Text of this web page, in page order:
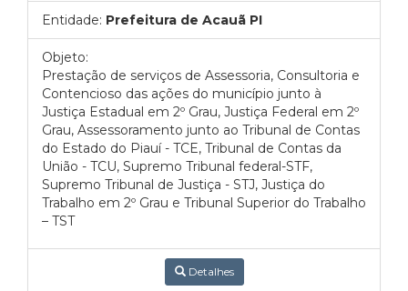
Entidade: Prefeitura de Acauã PI
Objeto:
Prestação de serviços de Assessoria, Consultoria e
Contencioso das ações do município junto à
Justiça Estadual em 2º Grau, Justiça Federal em 2º
Grau, Assessoramento junto ao Tribunal de Contas
do Estado do Piauí - TCE, Tribunal de Contas da
União - TCU, Supremo Tribunal federal-STF,
Supremo Tribunal de Justiça - STJ, Justiça do
Trabalho em 2º Grau e Tribunal Superior do Trabalho
– TST
Detalhes